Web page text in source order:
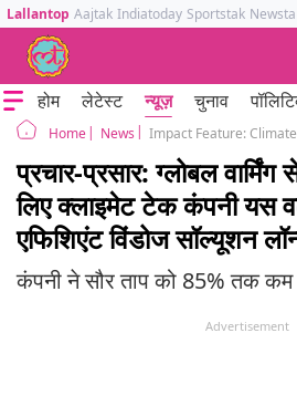
Lallantop Aajtak Indiatoday Sportstak
होम लेटेस्ट न्यूज़ चुनाव
Home News
प्रचार-प्रसार: ग्लोबल
लिए क्लाइमेट टेक कंपनी यस
एफिशिएंट विंडोज सॉल्यूशन
कंपनी ने सौर ताप को 85% तक कम
Advertisement